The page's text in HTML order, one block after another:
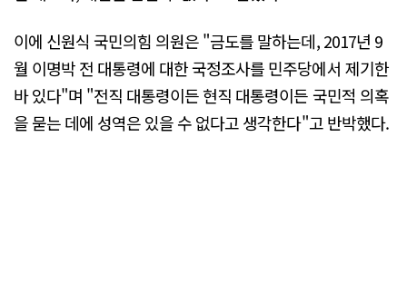
이에 신원식 국민의힘 의원은 "금도를 말하는데, 2017년 9
월 이명박 전 대통령에 대한 국정조사를 민주당에서 제기한
바 있다"며 "전직 대통령이든 현직 대통령이든 국민적 의혹
을 묻는 데에 성역은 있을 수 없다고 생각한다"고 반박했다.